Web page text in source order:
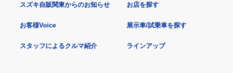
スズキ自販関東からのお知らせ
お客様Voice
スタッフによるクルマ紹介
お店を探す
展示車/試乗車を探す
ラインアップ